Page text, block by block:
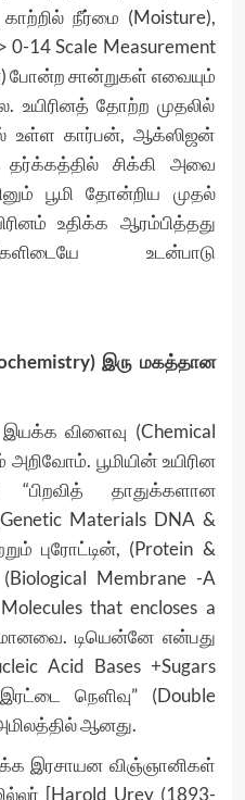
நீர்மை (Moisture),
14 Scale Measurement
போன்ற சான்றுகள் எவையும்
உயிரினத் தோற்ற முதலில்
உள்ள கார்பன், ஆக்ஸிஜன்
சிக்கி அவை
பூமி தோன்றிய முதல்
உதிக்க ஆரம்பித்தது
உடன்பாடு
இரு மகத்தான
விளைவு (Chemical
பூமியின் உயிரின
“பிறவித் தாதுக்களான
Materials DNA &
புரோட்டின், (Protein &
Membrane -A
that encloses a
டியென்னே என்பது
Acid Bases +Sugars
நெளிவு” (Double
ஆனது.
இரசாயன விஞ்ஞானிகள்
[Harold Urey (1893-